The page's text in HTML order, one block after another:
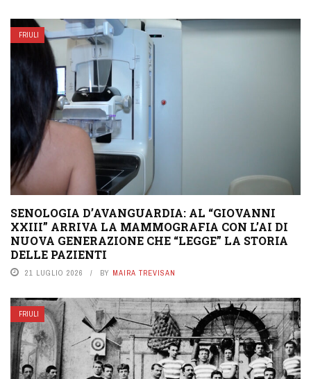
FRIULI
SENOLOGIA D’AVANGUARDIA: AL “GIOVANNI
XXIII” ARRIVA LA MAMMOGRAFIA CON L’AI DI
NUOVA GENERAZIONE CHE “LEGGE” LA STORIA
DELLE PAZIENTI
21 LUGLIO 2026 BY MAIRA TREVISAN
FRIULI